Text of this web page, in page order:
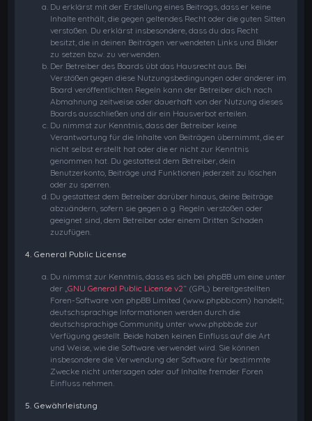
Du erklärst mit der Erstellung eines Beitrags, dass er keine
Inhalte enthält, die gegen geltendes Recht oder die guten Sitten
verstoßen. Du erklärst insbesondere, dass du das Recht
besitzt, die in deinen Beiträgen verwendeten Links und Bilder
zu setzen bzw. zu verwenden.
Der Betreiber des Boards übt das Hausrecht aus. Bei
Verstößen gegen diese Nutzungsbedingungen oder anderer im
Board veröffentlichten Regeln kann der Betreiber dich nach
Abmahnung zeitweise oder dauerhaft von der Nutzung dieses
Boards ausschließen und dir ein Hausverbot erteilen.
Du nimmst zur Kenntnis, dass der Betreiber keine
Verantwortung für die Inhalte von Beiträgen übernimmt, die er
nicht selbst erstellt hat oder die er nicht zur Kenntnis
genommen hat. Du gestattest dem Betreiber, dein
Benutzerkonto, Beiträge und Funktionen jederzeit zu löschen
oder zu sperren.
Du gestattest dem Betreiber darüber hinaus, deine Beiträge
abzuändern, sofern sie gegen o. g. Regeln verstoßen oder
geeignet sind, dem Betreiber oder einem Dritten Schaden
zuzufügen.
4. General Public License
Du nimmst zur Kenntnis, dass es sich bei phpBB um eine unter
der „GNU General Public License v2“ (GPL) bereitgestellten
Foren-Software von phpBB Limited (www.phpbb.com) handelt;
deutschsprachige Informationen werden durch die
deutschsprachige Community unter www.phpbb.de zur
Verfügung gestellt. Beide haben keinen Einfluss auf die Art
und Weise, wie die Software verwendet wird. Sie können
insbesondere die Verwendung der Software für bestimmte
Zwecke nicht untersagen oder auf Inhalte fremder Foren
Einfluss nehmen.
5. Gewährleistung